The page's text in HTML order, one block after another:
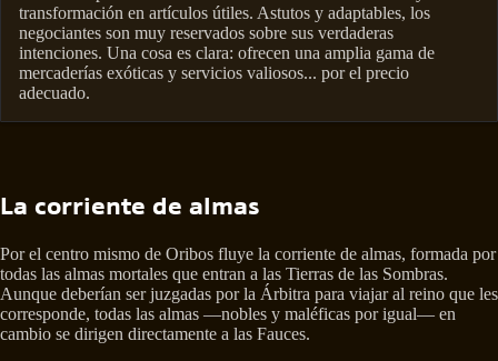
transformación en artículos útiles. Astutos y adaptables, los
negociantes son muy reservados sobre sus verdaderas
intenciones. Una cosa es clara: ofrecen una amplia gama de
mercaderías exóticas y servicios valiosos... por el precio
adecuado.
La corriente de almas
Por el centro mismo de Oribos fluye la corriente de almas, formada por
todas las almas mortales que entran a las Tierras de las Sombras.
Aunque deberían ser juzgadas por la Árbitra para viajar al reino que les
corresponde, todas las almas —nobles y maléficas por igual— en
cambio se dirigen directamente a las Fauces.